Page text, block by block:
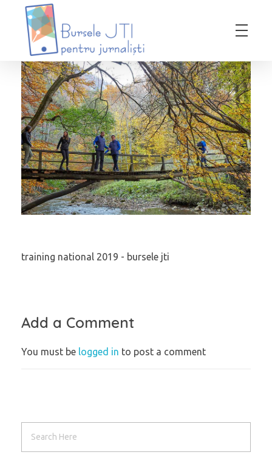
Bursele JTI pentru Jurnalisti
ediția 2018-2019
training national 2019 - bursele jti
Add a Comment
You must be logged in to post a comment